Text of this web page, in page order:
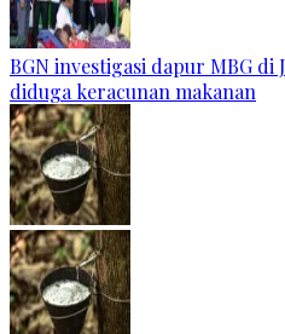
BGN investigasi dapur MBG di
diduga keracunan makanan